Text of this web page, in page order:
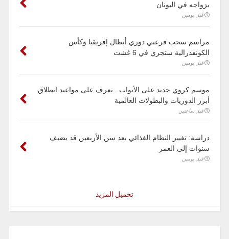
بزواجه في اليونان
قبل يومين
مراسم سحب قرعتي دوري أبطال إفريقيا وكأس
الكونفدرالية ستجري في 6 غشت
قبل يومين
موسم كروي جديد على الأبواب.. تعرف على مواعيد انطلاق
أبرز الدوريات والبطولات العالمية
قبل ساعتين
دراسة: تغيير النظام الغذائي بعد سن الأربعين قد يضيف
سنوات إلى العمر
قبل يومين
تحميل المزيد